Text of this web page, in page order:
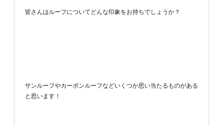
皆さんはルーフについてどんな印象をお持ちでしょうか？
サンルーフやカーボンルーフなどいくつか思い当たるものがある
と思います！